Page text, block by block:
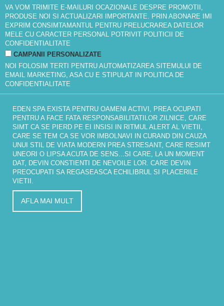
VA VOM TRIMITE E-MAILURI OCAZIONALE DESPRE PROMOTII,
PRODUSE NOI SI ACTUALIZARI IMPORTANTE. PRIN ABONARE IMI
EXPRIM CONSIMTAMANTUL PENTRU PRELUCRAREA DATELOR
MELE CU CARACTER PERSONAL POTRIVIT POLITICII DE
CONFIDENTIALITATE
CAMPANII PERSONALIZATE
NOI FOLOSIM TERTI PENTRU AUTOMATIZAREA SITEMULUI DE
EMAIL MARKETING, ASA CU E STIPULAT IN POLITICA DE
CONFIDENTIALITATE
EDEN SPA EXISTA PENTRU OAMENI ACTIVI, PREA OCUPATI
PENTRU A FACE FATA RESPONSABILITATILOR ZILNICE, CARE
SIMT CA SE PIERD PE EI INSISI IN RITMUL ALERT AL VIETII,
CARE SE TEM CA SE VOR IMBOLNAVI IN CURAND DIN CAUZA
UNUI STIL DE VIATA MODERN PREA STRESANT, CARE RESIMT
UNEORI O LIPSA ACUTA DE SENS...SI CARE, LA UN MOMENT
DAT, DEVIN CONSTIENTI DE NEVOILE LOR. CARE DEVIN
PREOCUPATI SA REGASEASCA ECHILIBRUL SI PLACERILE
VIETII.
AFLA MAI MULT